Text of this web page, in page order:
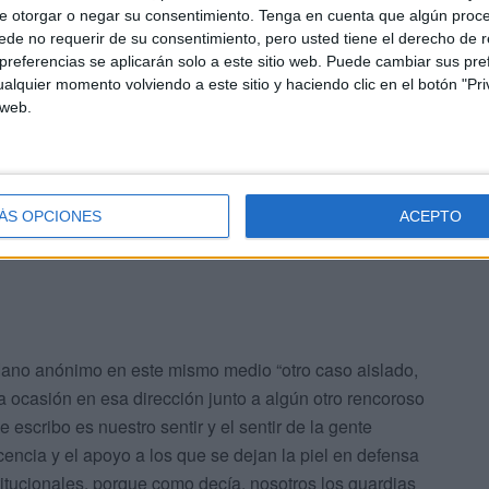
otorgar o negar su consentimiento. Tenga en cuenta que algún
no requerir de su consentimiento, pero usted tiene el derecho de
se aplicarán solo a este sitio web. Puede cambiar sus
momento volviendo a este sitio y haciendo clic en el botón
OPCIONES ACEPTO
de jóvenes.
el sentir de la sociedad hacia estas organizaciones
generan. Se puede decir más alto, pero no más
nuestra repulsa a los que de manera anónima se
de la inmensa mayoría de los guardias civiles y
anónimo en este mismo medio “otro caso aislado,
ocasión en esa dirección junto a algún otro rencoroso
escribo es nuestro sentir y el sentir de la gente
y el apoyo a los que se dejan la piel en defensa
porque como decía, nosotros los guardias